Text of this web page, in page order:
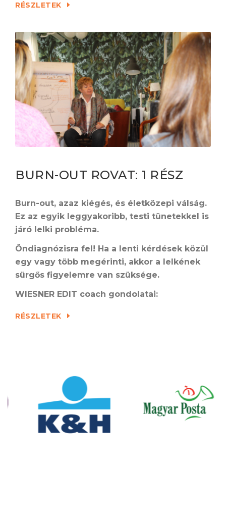
RÉSZLETEK
BURN-OUT ROVAT: 1 RÉSZ
Burn-out, azaz kiégés, és életközepi válság.
Ez az egyik leggyakoribb, testi tünetekkel is
járó lelki probléma.
Öndiagnózisra fel! Ha a lenti kérdések közül
egy vagy több megérinti, akkor a lelkének
sürgős figyelemre van szüksége.
WIESNER EDIT coach gondolatai:
RÉSZLETEK